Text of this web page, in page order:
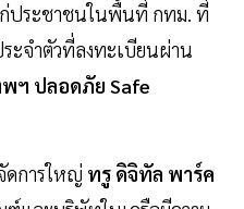
ประชาชนในพื้นที่ กทม. ที่
ะจำตัวที่ลงทะเบียนผ่าน
พฯ ปลอดภัย Safe
ดการใหญ่ ทรู ดิจิทัล พาร์ค